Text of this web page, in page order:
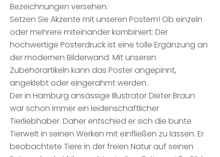
Bezeichnungen versehen.
Setzen Sie Akzente mit unseren Postern! Ob einzeln
oder mehrere miteinander kombiniert: Der
hochwertige Posterdruck ist eine tolle Ergänzung an
der modernen Bilderwand. Mit unseren
Zubehörartikeln kann das Poster angepinnt,
angeklebt oder eingerahmt werden.
Der in Hamburg ansässige Illustrator Dieter Braun
war schon immer ein leidenschaftlicher
Tierliebhaber. Daher entschied er sich die bunte
Tierwelt in seinen Werken mit einfließen zu lassen. Er
beobachtete Tiere in der freien Natur auf seinen